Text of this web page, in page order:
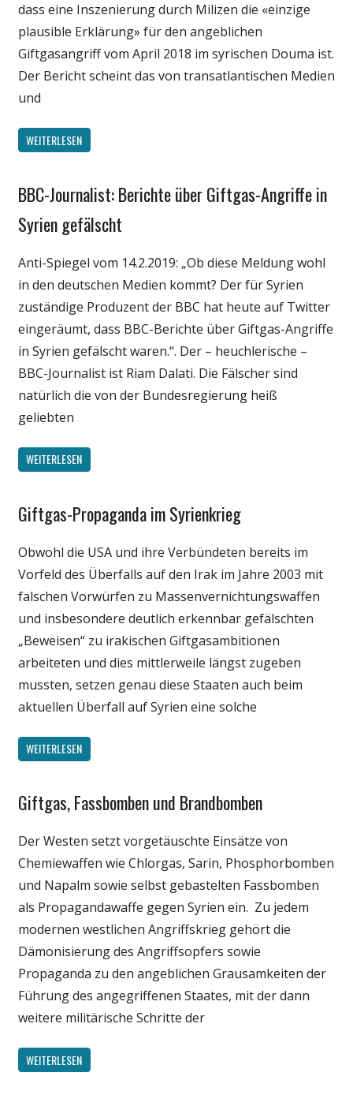
dass eine Inszenierung durch Milizen die «einzige
plausible Erklärung» für den angeblichen
Giftgasangriff vom April 2018 im syrischen Douma ist.
Der Bericht scheint das von trans­at­lan­tischen Medien
und
WEITERLESEN
Gesellschaft
Politik
Wissenschaft
BBC-Journalist: Berichte über Giftgas-Angriffe in
Syrien gefälscht
Anti-Spiegel vom 14.2.2019: „Ob diese Meldung wohl
in den deutschen Medien kommt? Der für Syrien
zuständige Produzent der BBC hat heute auf Twitter
eingeräumt, dass BBC-Berichte über Giftgas-Angriffe
in Syrien gefälscht waren.“. Der – heuchlerische –
BBC-Journalist ist Riam Dalati. Die Fälscher sind
natürlich die von der Bundesregierung heiß
geliebten
WEITERLESEN
Gesellschaft
Politik
Wissenschaft
Giftgas-Propaganda im Syrienkrieg
Obwohl die USA und ihre Verbündeten bereits im
Vorfeld des Überfalls auf den Irak im Jahre 2003 mit
falschen Vorwürfen zu Massenvernichtungswaffen
und insbesondere deutlich erkennbar gefälschten
„Beweisen“ zu irakischen Giftgasambitionen
arbeiteten und dies mittlerweile längst zugeben
mussten, setzen genau diese Staaten auch beim
aktuellen Überfall auf Syrien eine solche
WEITERLESEN
Gesellschaft
Politik
Wissenschaft
Giftgas, Fassbomben und Brandbomben
Der Westen setzt vorgetäuschte Einsätze von
Chemiewaffen wie Chlorgas, Sarin, Phosphorbomben
und Napalm sowie selbst gebastelten Fassbomben
als Propagandawaffe gegen Syrien ein. Zu jedem
modernen westlichen Angriffskrieg gehört die
Dämonisierung des Angriffsopfers sowie
Propaganda zu den angeblichen Grausamkeiten der
Führung des angegriffenen Staates, mit der dann
weitere militärische Schritte der
WEITERLESEN